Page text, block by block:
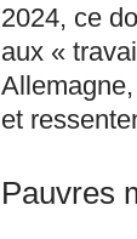
2024, ce
aux «
et
Pauvres